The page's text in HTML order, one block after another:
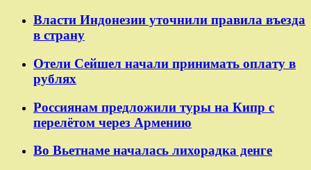
Власти Индонезии уточнили правила въезда
в страну
Отели Сейшел начали принимать оплату в
рублях
Россиянам предложили туры на Кипр с
перелётом через Армению
Во Вьетнаме началась лихорадка денге